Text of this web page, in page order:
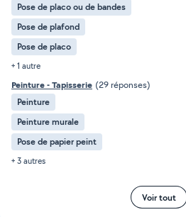
Pose de placo ou de bandes
Pose de plafond
Pose de placo
+ 1 autre
Peinture - Tapisserie (29 réponses)
Peinture
Peinture murale
Pose de papier peint
+ 3 autres
Voir tout